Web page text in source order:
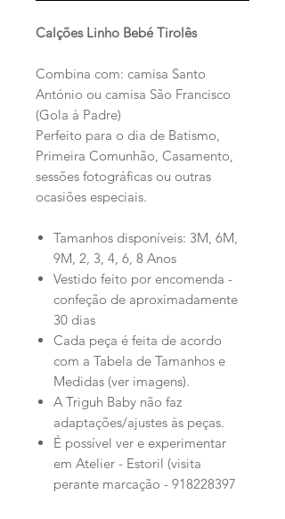
Calções Linho Bebé Tirolês
Combina com: camisa Santo
António ou camisa São Francisco
(Gola à Padre)
Perfeito para o dia de Batismo,
Primeira Comunhão, Casamento,
sessões fotográficas ou outras
ocasiões especiais.
Tamanhos disponíveis: 3M, 6M,
9M, 2, 3, 4, 6, 8 Anos
Vestido feito por encomenda -
confeção de aproximadamente
30 dias
Cada peça é feita de acordo
com a Tabela de Tamanhos e
Medidas (ver imagens).
A Triguh Baby não faz
adaptações/ajustes às peças.
É possível ver e experimentar
em Atelier - Estoril (visita
perante marcação - 918228397